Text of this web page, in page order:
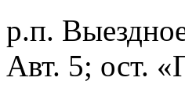
р.п.
Авт. 5; ост.